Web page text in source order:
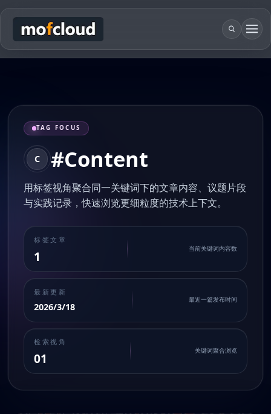
TAG FOCUS
C #Content
用标签视角聚合同一关键词下的文章内容、议题片段
与实践记录，快速浏览更细粒度的技术上下文。
标签文章
1 当前关键词内容数
最新更新
2026/3/18
最近一篇发布时间
检索视角
01 关键词聚合浏览